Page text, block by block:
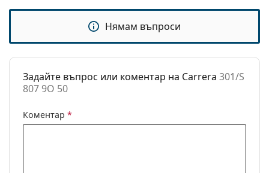
почистване:
Категория:
Марка:
Предназначение:
Нямам въпроси
Задайте въпрос или коментар на Carrera 301/S
807 9O 50
Коментар *